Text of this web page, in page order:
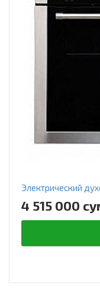
Электрический
4 515 000